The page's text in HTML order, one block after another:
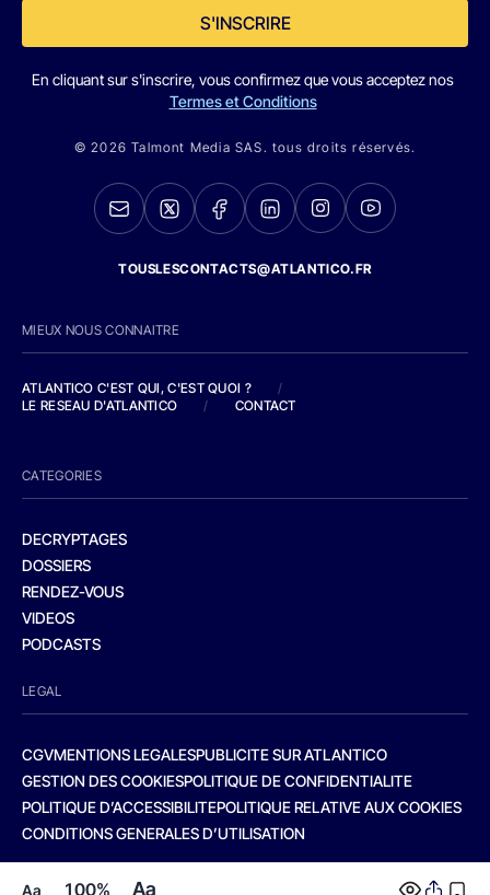
Aa 100% Aa
S'INSCRIRE
En cliquant sur s'inscrire, vous confirmez que vous acceptez nos
Termes et Conditions
© 2026 Talmont Media SAS. tous droits réservés.
TOUSLESCONTACTS@ATLANTICO.FR
MIEUX NOUS CONNAITRE
ATLANTICO C'EST QUI, C'EST QUOI ?
/
LE RESEAU D'ATLANTICO
/ CONTACT
CATEGORIES
DECRYPTAGES
DOSSIERS
RENDEZ-VOUS
VIDEOS
PODCASTS
LEGAL
CGVMENTIONS LEGALESPUBLICITE SUR ATLANTICO
GESTION DES COOKIESPOLITIQUE DE CONFIDENTIALITE
POLITIQUE D’ACCESSIBILITEPOLITIQUE RELATIVE AUX COOKIES
CONDITIONS GENERALES D’UTILISATION